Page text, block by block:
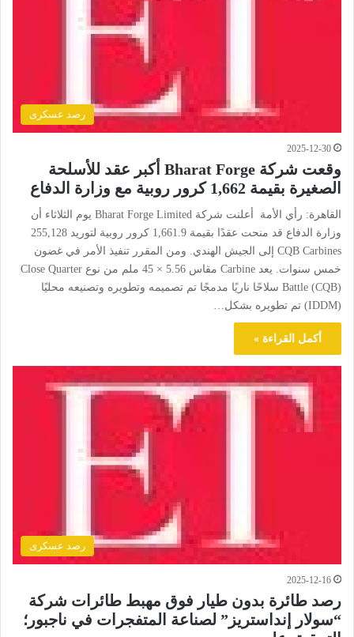
رصد عسكرى
2025-12-30
وقعت شركة Bharat Forge أكبر عقد للأسلحة
الصغيرة بقيمة 1,662 كرور روبية مع وزارة الدفاع
القاهرة: رأي الأمة أعلنت شركة Bharat Forge Limited يوم الثلاثاء أن
وزارة الدفاع قد منحت عقدًا بقيمة 1,661.9 كرور روبية لتوريد 255,128
CQB Carbines إلى الجيش الهندي. ومن المقرر تنفيذ الأمر في غضون
خمس سنوات. يعد Carbine مقاس 5.56 × 45 ملم من نوع Close Quarter
Battle (CQB) سلاحًا ناريًا مدمجًا تم تصميمه وتطويره وتصنيعه محليًا
(IDDM) تم تطويره بشكل…
أكمل القراءة »
رصد عسكرى
2025-12-16
رصد طائرة بدون طيار فوق مهبط طائرات شركة
“سولار إنداستريز” لصناعة المتفجرات في ناجبور؛